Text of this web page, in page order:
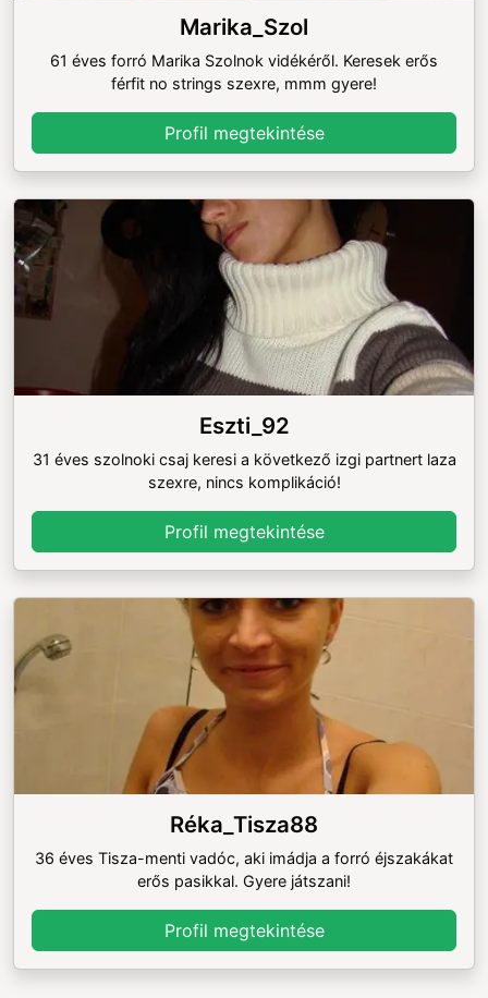
Marika_Szol
61 éves forró Marika Szolnok vidékéről. Keresek erős
férfit no strings szexre, mmm gyere!
Profil megtekintése
Eszti_92
31 éves szolnoki csaj keresi a következő izgi partnert laza
szexre, nincs komplikáció!
Profil megtekintése
Réka_Tisza88
36 éves Tisza-menti vadóc, aki imádja a forró éjszakákat
erős pasikkal. Gyere játszani!
Profil megtekintése